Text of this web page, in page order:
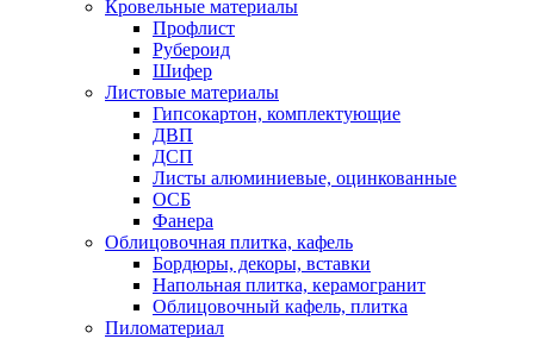
Кровельные материалы
Профлист
Рубероид
Шифер
Листовые материалы
Гипсокартон, комплектующие
ДВП
ДСП
Листы алюминиевые, оцинкованные
ОСБ
Фанера
Облицовочная плитка, кафель
Бордюры, декоры, вставки
Напольная плитка, керамогранит
Облицовочный кафель, плитка
Пиломатериал